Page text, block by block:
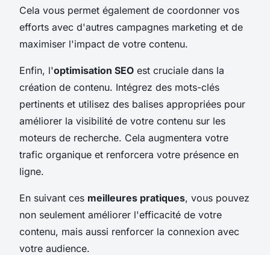
Cela vous permet également de coordonner vos
efforts avec d'autres campagnes marketing et de
maximiser l'impact de votre contenu.
Enfin, l'optimisation SEO est cruciale dans la
création de contenu. Intégrez des mots-clés
pertinents et utilisez des balises appropriées pour
améliorer la visibilité de votre contenu sur les
moteurs de recherche. Cela augmentera votre
trafic organique et renforcera votre présence en
ligne.
En suivant ces meilleures pratiques, vous pouvez
non seulement améliorer l'efficacité de votre
contenu, mais aussi renforcer la connexion avec
votre audience.